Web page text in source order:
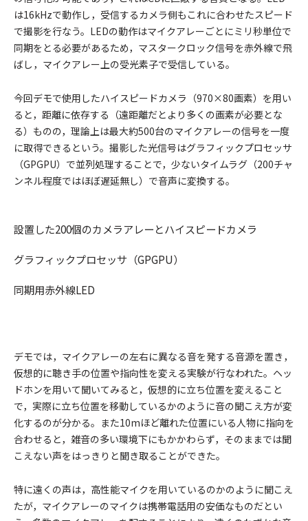
は16kHzで動作し，受信するカメラ側もこれに合わせたスピード
で撮影を行なう。LEDの動作はマイクアレーごとにミリ秒単位で
同期をとる必要があるため，マスタークロック信号を赤外線で飛
ばし，マイクアレー上の受光素子で受信している。
今回デモで使用したハイスピードカメラ（970×80画素）を用い
ると，距離に依存する（遠距離だとより多くの画素が必要とな
る）ものの，理論上は最大約500台のマイクアレーの信号を一度
に取得できるという。撮影した光信号はグラフィックプロセッサ
（GPGPU）で並列処理することで，少ないタイムラグ（200チャ
ンネル程度ではほぼ遅延無し）で音声に変換する。
設置した200個のカメラアレーとハイスピードカメラ
グラフィックプロセッサ（GPGPU）
同期用赤外線LED
デモでは，マイクアレーの左右に異なる音を発する音源を置き，
仮想的に聴き手の位置や指向性を変える実験が行なわれた。ヘッ
ドホンを用いて聞いてみると，仮想的に立ち位置を変えること
で，実際に立ち位置を移動しているかのように音の聞こえ方が変
化するのが分かる。また10mほど離れた位置にいる人物に指向を
合わせると，雑音の多い環境下にもかかわらず，そのままでは聞
こえない声をはっきりと聞き取ることができた。
特に遠くの声は，高性能マイクを用いているのかのように聞こえ
たが，マイクアレーのマイクは携帯電話用の安価なものだとい